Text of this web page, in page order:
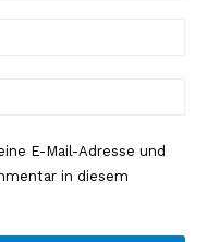
E-Mail-Adresse und
in diesem